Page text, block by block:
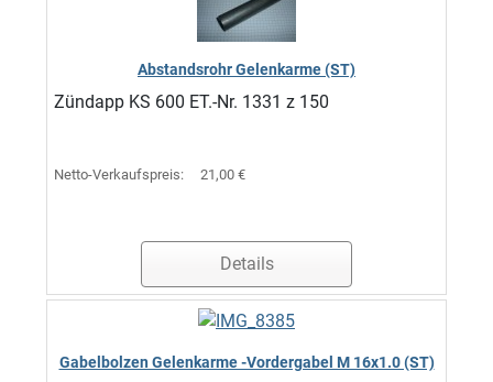
Abstandsrohr Gelenkarme (ST)
Zündapp KS 600 ET.-Nr. 1331 z 150
Netto-Verkaufspreis: 21,00 €
Details
Gabelbolzen Gelenkarme -Vordergabel M 16x1.0 (ST)